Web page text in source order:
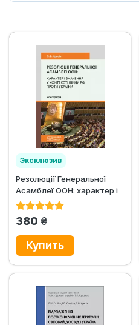
Эксклюзив
Резолюції Генеральної
Асамблеї ООН: характер і
значення у контексті...
380 грн.